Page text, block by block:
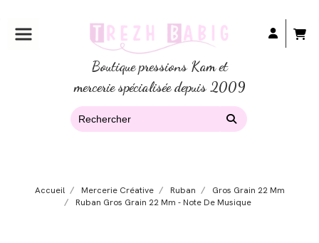
Boutique pressions Kam et
mercerie spécialisée depuis 2009
Accueil Mercerie Créative Ruban
Gros Grain 22 Mm
Ruban Gros Grain 22 Mm - Note De Musique